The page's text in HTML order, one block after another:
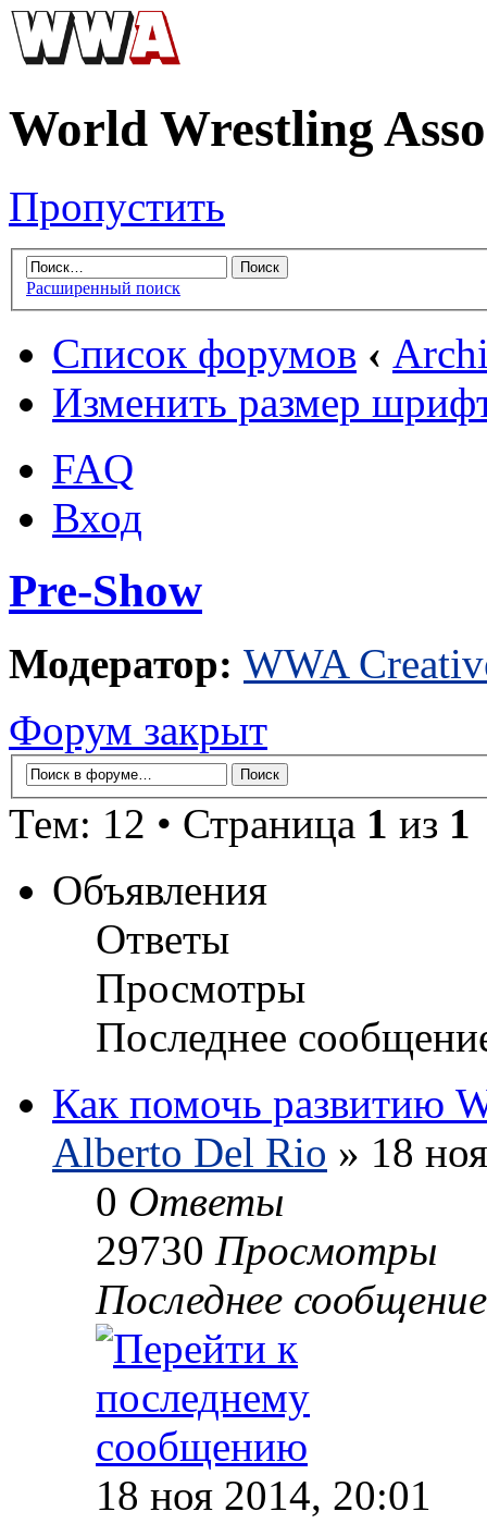
World Wrestling
Пропустить
Расширенный поиск
Список форумов ‹
Изменить размер
FAQ
Вход
Pre-Show
Модератор: WWA
Форум закрыт
Тем: 12 • Страница 1 из 1
Объявления
Ответы
Просмотры
Последнее
Как помочь развитию
Alberto Del Rio » 18
0 Ответы
29730 Просмотры
Последнее
18 ноя 2014, 20:01